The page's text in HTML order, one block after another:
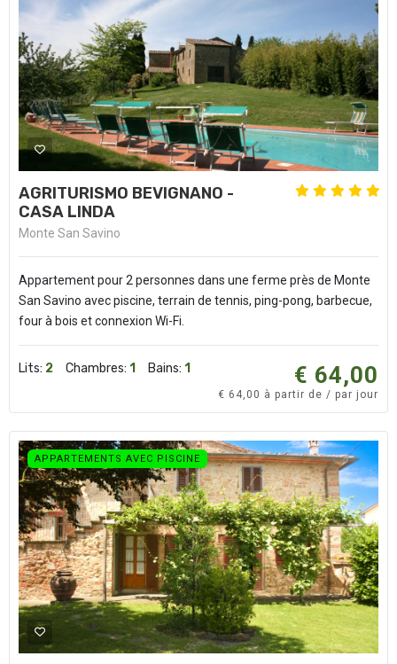
AGRITURISMO BEVIGNANO -
CASA LINDA
Monte San Savino
Appartement pour 2 personnes dans une ferme près de Monte
San Savino avec piscine, terrain de tennis, ping-pong, barbecue,
four à bois et connexion Wi-Fi.
Lits: 2 Chambres: 1 Bains: 1 € 64,00
€ 64,00 à partir de / par jour
APPARTEMENTS AVEC PISCINE